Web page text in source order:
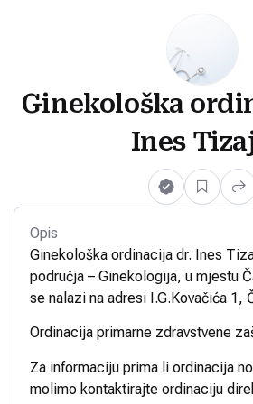
Ginekološka
Ines
Opis
Ginekološka ordinacija dr. Ines
područja – Ginekologija, u mjestu
se nalazi na adresi I.G.Kovačića 1,
Ordinacija primarne zdravstvene
Za informaciju prima li ordinacija
molimo kontaktirajte ordinaciju